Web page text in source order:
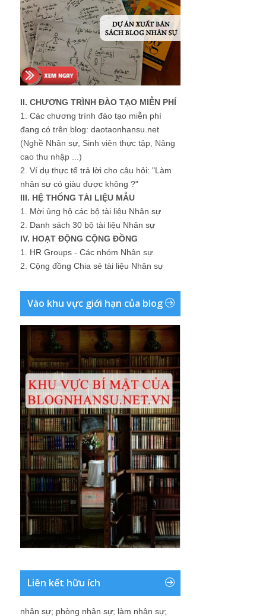
II. CHƯƠNG TRÌNH ĐÀO TẠO MIỄN PHÍ
1. Các chương trình đào tạo miễn phí
đang có trên blog: daotaonhansu.net
(Nghề Nhân sự, Sinh viên thực tập, Nâng
cao thu nhập ...)
2. Ví dụ thực tế trả lời cho câu hỏi: "Làm
nhân sự có giàu được không ?"
III. HỆ THỐNG TÀI LIỆU MẪU
1. Mời ủng hộ các bộ tài liệu Nhân sự
2. Danh sách 30 bộ tài liệu Nhân sự
IV. HOẠT ĐỘNG CỘNG ĐỒNG
1. HR Groups - Các nhóm Nhân sự
2. Cộng đồng Chia sẻ tài liệu Nhân sự
Vào khu vực giới hạn của blog
Liên kết hữu ích
nhân sự; phòng nhân sự; làm nhân sự;